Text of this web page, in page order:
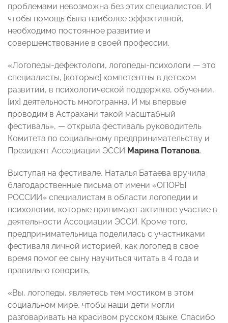
проблемами невозможна без этих специалистов. И
чтобы помощь была наиболее эффективной,
необходимо постоянное развитие и
совершенствование в своей профессии.
«Логопеды-дефектологи, логопеды-психологи — это
специалисты, [которые] компетентны в детском
развитии, в психологической поддержке, обучении,
[их] деятельность многогранна. И мы впервые
проводим в Астрахани такой масштабный
фестиваль», — открыла фестиваль руководитель
Комитета по социальному предпринимательству и
Президент Ассоциации ЭССИ Марина Потапова.
Выступая на фестивале, Наталья Батаева вручила
благодарственные письма от имени «ОПОРЫ
РОССИИ» специалистам в области логопедии и
психологии, которые принимают активное участие в
деятельности Ассоциации ЭССИ. Кроме того,
предпринимательница поделилась с участниками
фестиваля личной историей, как логопед в свое
время помог ее сыну научиться читать в 4 года и
правильно говорить,
«Вы, логопеды, являетесь тем мостиком в этом
социальном мире, чтобы наши дети могли
разговаривать на красивом русском языке. Спасибо